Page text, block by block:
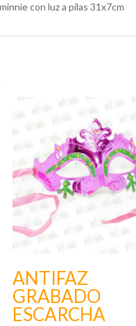
con luz a pilas 31x7cm
ANTIFAZ
GRABADO
ESCARCHA